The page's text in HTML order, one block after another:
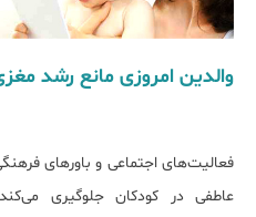
والدین امروزی مانع رشد
فعالیت‌های اجتماعی و باورهای
عاطفی در کودکان جلوگیری